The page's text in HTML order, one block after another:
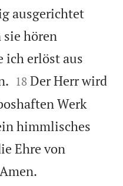
ausgerichtet
sie hören
ich erlöst aus


18 Der Herr wird
Werk
himmlisches
Ehre von